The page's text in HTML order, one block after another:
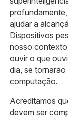
ajudar a
Dispositivos
nosso contexto
ouvir o que
dia, se
computação.
Acreditamos
devem ser